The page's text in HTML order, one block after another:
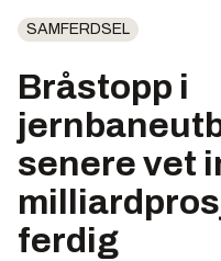
SAMFERDSEL
Bråstopp i
senere vet
ferdig